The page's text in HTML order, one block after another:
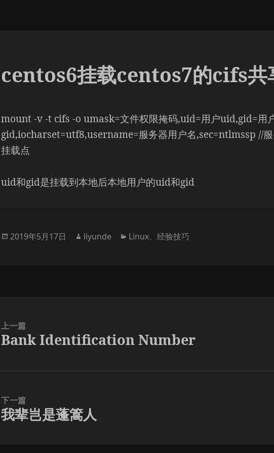
centos6挂载centos7的cifs共
mount -v -t cifs -o umask=文件权限掩码,uid=用户uid,gid=用
gid,iocharset=utf8,username=服务器用户名,sec=ntlmssp //
挂载点
uid和gid是挂载到本地后本地用户的uid和gid
发
2019年5月17日
作
liyunde
分
Linux、 经验技巧
上一篇
上
Bank Identification Number
下一篇
下
我辈岂是蓬篙人